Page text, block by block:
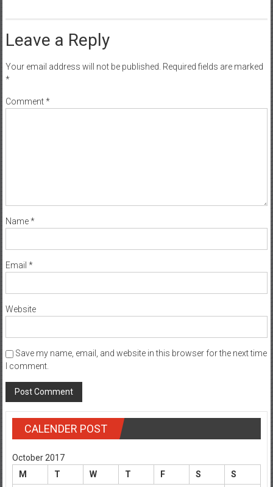
Leave a Reply
Your email address will not be published. Required fields are marked
*
Comment*
Name*
Email *
Website
Save my name, email, and website in this browser for the next time
I comment.
CALENDER POST
October 2017
M
T W T F S S